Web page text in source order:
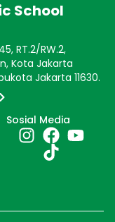
School
RT.2/RW.2,
Kota Jakarta
Jakarta 11630.
Sosial Media